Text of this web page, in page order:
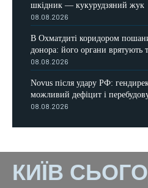
шкідник — кукурудзяний жук
08.08.2026
В Охматдиті коридором
донора: його органи врятують
08.08.2026
Novus після удару РФ:
можливий дефіцит і
08.08.2026
КИЇВ